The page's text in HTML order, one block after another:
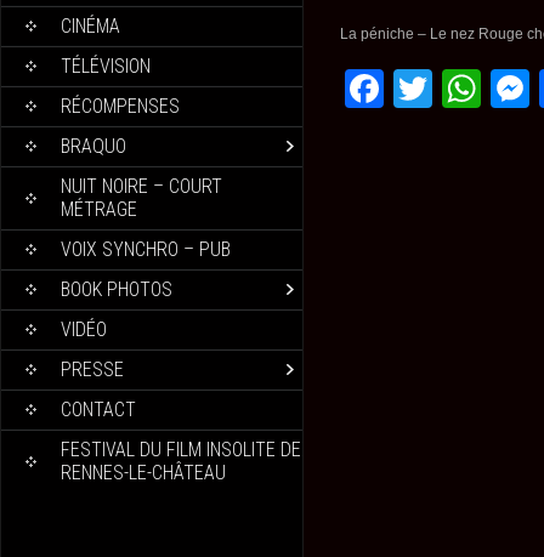
CINÉMA
TÉLÉVISION
RÉCOMPENSES
BRAQUO
NUIT NOIRE – COURT
MÉTRAGE
VOIX SYNCHRO – PUB
BOOK PHOTOS
VIDÉO
PRESSE
CONTACT
FESTIVAL DU FILM INSOLITE DE
RENNES-LE-CHÂTEAU
La péniche – Le nez Rouge